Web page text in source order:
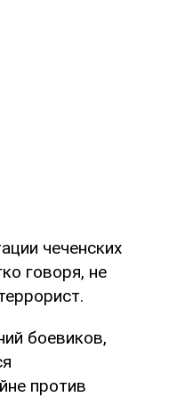
чеченских
говоря, не
боевиков,
против